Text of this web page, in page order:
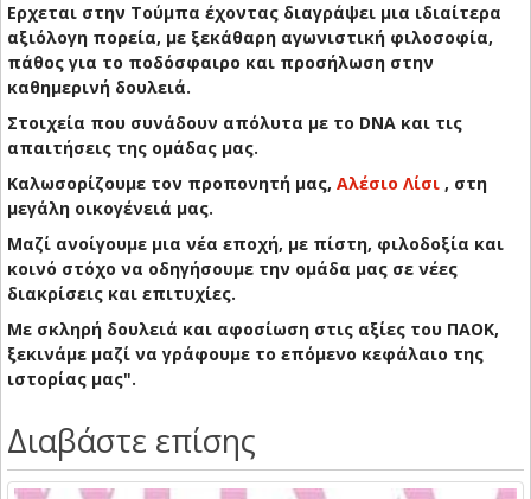
Ερχεται στην Τούμπα έχοντας διαγράψει μια ιδιαίτερα
αξιόλογη πορεία, με ξεκάθαρη αγωνιστική φιλοσοφία,
πάθος για το ποδόσφαιρο και προσήλωση στην
καθημερινή δουλειά.
Στοιχεία που συνάδουν απόλυτα με το DNA και τις
απαιτήσεις της ομάδας μας.
Καλωσορίζουμε τον προπονητή μας, Αλέσιο Λίσι , στη
μεγάλη οικογένειά μας.
Μαζί ανοίγουμε μια νέα εποχή, με πίστη, φιλοδοξία και
κοινό στόχο να οδηγήσουμε την ομάδα μας σε νέες
διακρίσεις και επιτυχίες.
Με σκληρή δουλειά και αφοσίωση στις αξίες του ΠΑΟΚ,
ξεκινάμε μαζί να γράφουμε το επόμενο κεφάλαιο της
ιστορίας μας".
Διαβάστε επίσης